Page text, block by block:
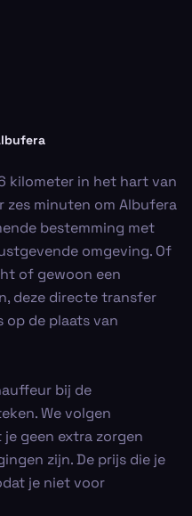
kilometer in het hart van
zes minuten om Albufera
bestemming met
omgeving. Of
of gewoon een
deze directe transfer
op de plaats van
bij de
We volgen
geen extra zorgen
zijn. De prijs die je
je niet voor